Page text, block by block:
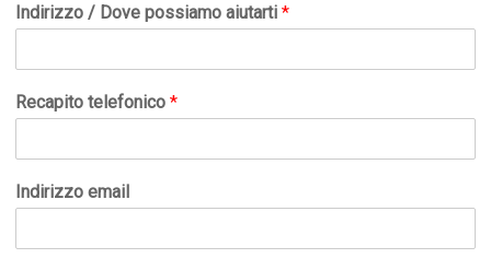
Indirizzo / Dove possiamo aiutarti*
Recapito telefonico*
Indirizzo email